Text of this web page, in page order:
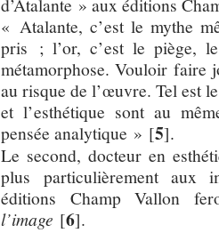
« Atalante, c’est le mythe
pris ; l’or, c’est le piège,
métamorphose. Vouloir faire
au risque de l’œuvre. Tel est
et l’esthétique sont au
pensée analytique » [5].
Le second, docteur en
plus particulièrement aux
éditions Champ Vallon
l’image [6].